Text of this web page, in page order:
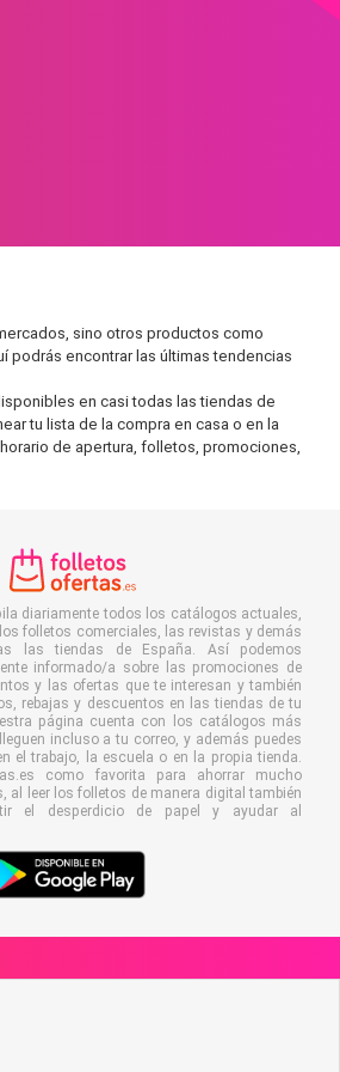
sino otros productos como
podrás encontrar las últimas tendencias
en casi todas las tiendas de
tu lista de la compra en casa o en la
de apertura, folletos, promociones,
diariamente todos los catálogos actuales,
folletos comerciales, las revistas y demás
las tiendas de España. Así podemos
informado/a sobre las promociones de
y las ofertas que te interesan y también
rebajas y descuentos en las tiendas de tu
página cuenta con los catálogos más
incluso a tu correo, y además puedes
el trabajo, la escuela o en la propia tienda.
como favorita para ahorrar mucho
al leer los folletos de manera digital también
el desperdicio de papel y ayudar al